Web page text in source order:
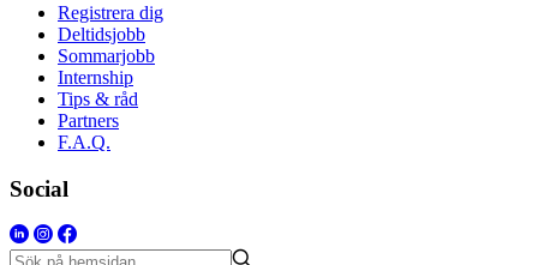
Registrera dig
Deltidsjobb
Sommarjobb
Internship
Tips & råd
Partners
F.A.Q.
Social